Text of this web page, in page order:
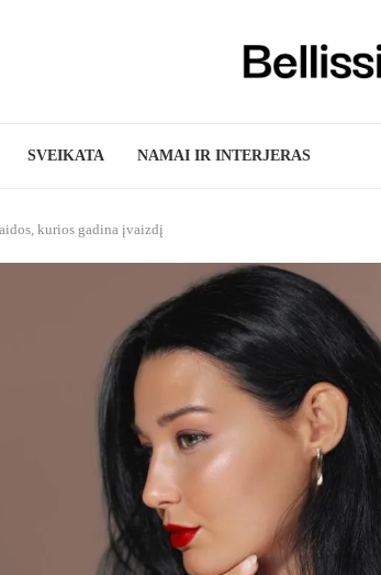
SVEIKATA NAMAI IR INTERJERAS
kurios gadina įvaizdį